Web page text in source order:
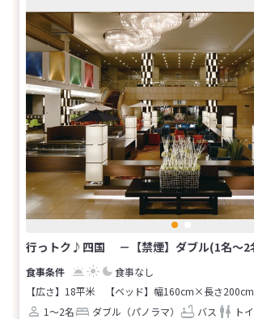
行っトク♪四国 －【禁煙】ダブル(1名～2
食事なし
【広さ】18平米
【ベッド】幅160cm×長さ200cm
1～2名
ダブル（パノラマ） バス ト